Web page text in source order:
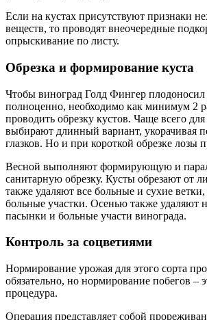
Если на кустах присутствуют признаки
веществ, то проводят внеочередные
опрыскивание по листу.
Обрезка и формирование куста
Чтобы виноград Голд Фингер плодоносил
полноценно, необходимо как минимум 2
проводить обрезку кустов. Чаще всего для
выбирают длинный вариант, укорачивая
глазков. Но и при короткой обрезке лозы
Весной выполняют формирующую и
санитарную обрезку. Кусты обрезают от
также удаляют все больные и сухие
больные участки. Осенью также удаляют
пасынки и больные участи винограда.
Контроль за соцветиями
Нормирование урожая для этого сорта
обязательно, но нормирование побегов –
процедура.
Операция представляет собой